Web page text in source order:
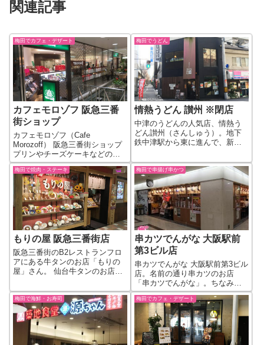
関連記事
梅田でカフェ・デザート
カフェモロゾフ 阪急三番
街ショップ
カフェモロゾフ（Cafe
Morozoff） 阪急三番街ショップ
プリンやチーズケーキなどの洋
菓子で有名なモロゾフのカフェ
ショップになります。阪急三番
街の地下２階グルメゾーンの中
央付近にあります。 梅田には、
モロゾフの販売店が阪急・阪
神・大...
梅田でうどん
情熱うどん 讃州 ※閉店
中津のうどんの人気店、情熱う
どん讃州（さんしゅう）。地下
鉄中津駅から東に進んで、新御
すぐ近くにらーめんの有名店弥
七さんもありますね。 店名から
わかるように讃岐うどんのお店
になります。 讃州の名物は、
「カレー釜玉（...
梅田で焼肉・ステーキ
もりの屋 阪急三番街店
阪急三番街のB2レストランフロ
アにある牛タンのお店「もりの
屋」さん。 仙台牛タンのお店で
のシチューなどが楽しめます。
もりの屋の牛タンメニュー
（2017年6月のもの）。 【もり
の屋 梅田阪急三番街店 店舗情
報】 ...
梅田で串揚げ串かつ
串カツでんがな 大阪駅前
第3ビル店
串カツでんがな 大阪駅前第3ビル
店。名前の通り串カツのお店
「串カツでんがな」。ちなみ
に、「串カツでんがな」は、大
阪駅前ビルには、第2ビル、第3
ビル、第4ビルと数店舗ありま
す。 ランチメニューも実施して
います。串カツが食べられる定
食のほか、カ...
梅田で海鮮・お寿司 梅田でカフェ・デザート